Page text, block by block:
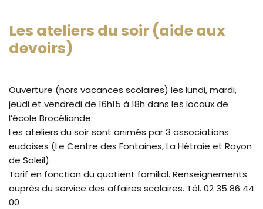
Les ateliers du soir (aide aux
devoirs)
Ouverture (hors vacances scolaires) les lundi, mardi,
jeudi et vendredi de 16h15 à 18h dans les locaux de
l’école Brocéliande.
Les ateliers du soir sont animés par 3 associations
eudoises (Le Centre des Fontaines, La Hétraie et Rayon
de Soleil).
Tarif en fonction du quotient familial. Renseignements
auprès du service des affaires scolaires. Tél. 02 35 86 44
00